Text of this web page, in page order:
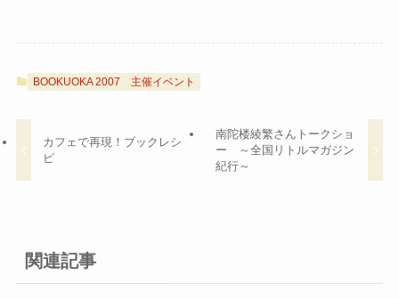
BOOKUOKA 2007 主催イベント
カフェで再現！ブックレシ
ピ
南陀楼綾繁さんトークショ
ー ～全国リトルマガジン
紀行～
関連記事